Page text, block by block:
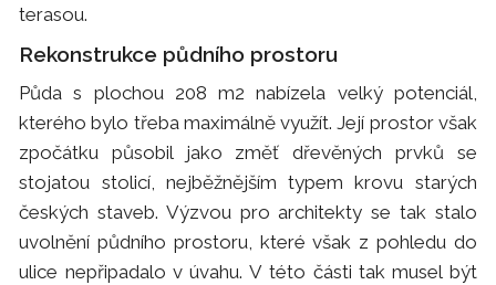
terasou.
Rekonstrukce půdního prostoru
Půda s plochou 208 m2 nabízela velký potenciál,
kterého bylo třeba maximálně využít. Její prostor však
zpočátku působil jako změť dřevěných prvků se
stojatou stolicí, nejběžnějším typem krovu starých
českých staveb. Výzvou pro architekty se tak stalo
uvolnění půdního prostoru, které však z pohledu do
ulice nepřipadalo v úvahu. V této části tak musel být